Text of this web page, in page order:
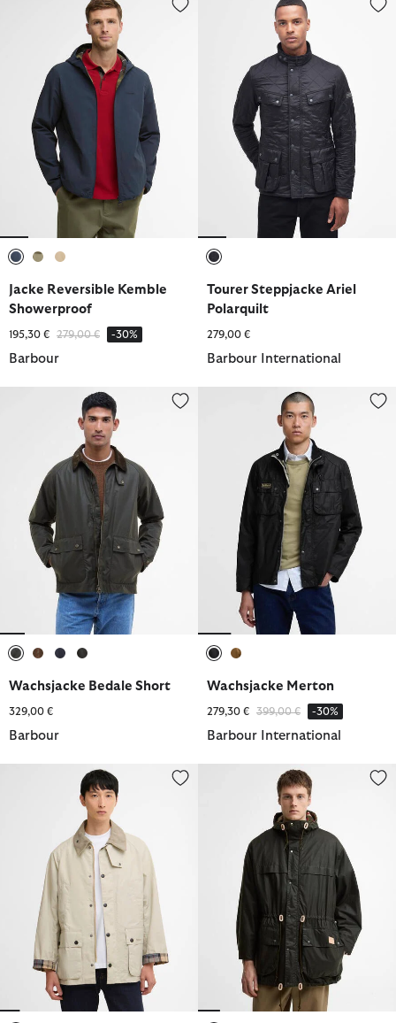
Jacke Reversible Kemble
Showerproof
195,30 € Reduziert von
279,00 €bis-30%
Barbour
Tourer Steppjacke Ariel
Polarquilt
279,00 €
Barbour International
Wachsjacke Bedale Short
Wachsjacke Bedale Short
329,00 €
Barbour
Wachsjacke Merton
Wachsjacke Merton
279,30 € Reduziert von
399,00 €bis-30%
Barbour International
Freizeitjacke Oversized Bedale Paul Smith Loves Barbour